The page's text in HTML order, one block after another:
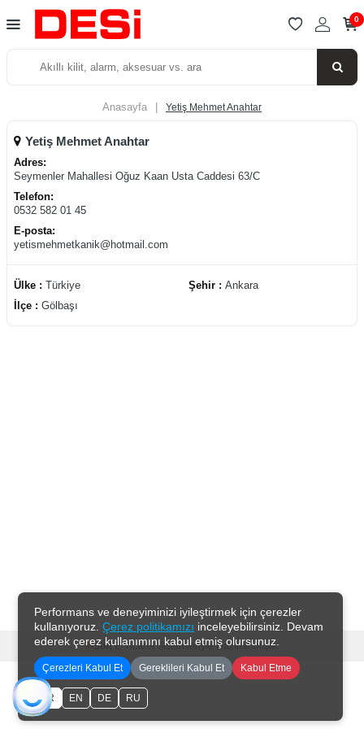
Performans ve deneyiminizi iyileştirmek için çerezler
kullanıyoruz.Çerez politikamızı inceleyebilirsiniz. Devam
ederek çerez kullanımını kabul etmiş olursunuz.
Çerezleri Kabul Et Gereklileri Kabul Et Kabul Etme
TR EN DE RU
0
Anasayfa Yetiş Mehmet Anahtar
Yetiş Mehmet Anahtar
Adres:
Seymenler Mahallesi Oğuz Kaan Usta Caddesi 63/C
Telefon:
0532 582 01 45
E-posta:
yetismehmetkanik@hotmail.com
Ülke : Türkiye Şehir : Ankara
İlçe : Gölbaşı
T-SoftE-TicaretSistemleriyle Hazırlanmıştır.